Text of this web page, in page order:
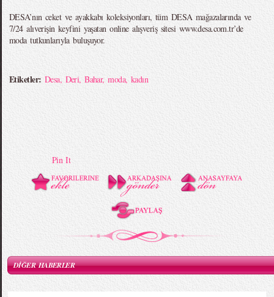
DESA’nın ceket ve ayakkabı koleksiyonları, tüm DESA mağazalarında ve
7/24 alıverişin keyfini yaşatan online alışveriş sitesi www.desa.com.tr’de
moda tutkunlarıyla buluşuyor.
Etiketler: Desa, Deri,Bahar,moda, kadın
Pin It
DİĞER HABERLER